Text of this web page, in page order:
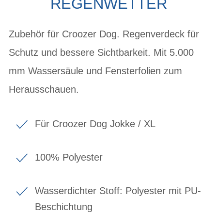
REGENWETTER
Zubehör für Croozer Dog. Regenverdeck für
Schutz und bessere Sichtbarkeit. Mit 5.000
mm Wassersäule und Fensterfolien zum
Herausschauen.
Für Croozer Dog Jokke / XL
100% Polyester
Wasserdichter Stoff: Polyester mit PU-
Beschichtung